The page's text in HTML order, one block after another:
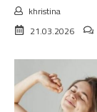
khristina
21.03.2026